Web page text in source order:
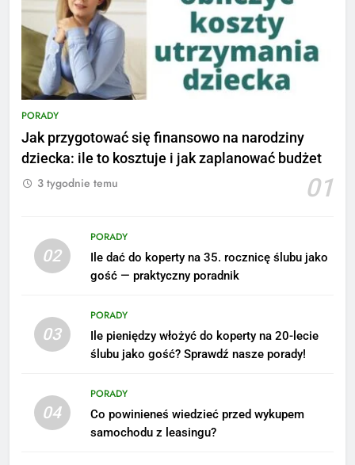
PORADY
Jak przygotować się finansowo na narodziny
dziecka: ile to kosztuje i jak zaplanować budżet
01
3 tygodnie temu
02
PORADY
Ile dać do koperty na 35. rocznicę ślubu jako
gość — praktyczny poradnik
03
PORADY
Ile pieniędzy włożyć do koperty na 20-lecie
ślubu jako gość? Sprawdź nasze porady!
04
PORADY
Co powinieneś wiedzieć przed wykupem
samochodu z leasingu?
stanowisku
ZAROBKI